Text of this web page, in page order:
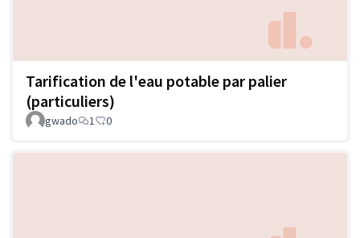
Tarification de l'eau potable par palier
(particuliers)
gwado 1 0